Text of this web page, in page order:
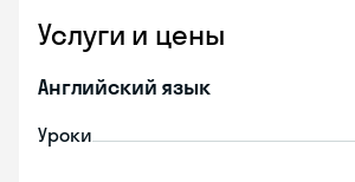
Услуги и цены
Английский язык
Уроки